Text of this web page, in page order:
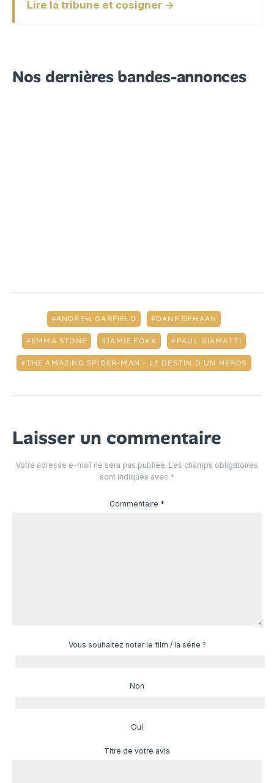
Lire la tribune et cosigner →
Nos dernières bandes-annonces
ANDREW GARFIELD DANE DEHAAN
EMMA STONE JAMIE FOXX PAUL GIAMATTI
THE AMAZING SPIDER-MAN - LE DESTIN D'UN HEROS
Laisser un commentaire
Votre adresse e-mail ne sera pas publiée. Les champs obligatoires
sont indiqués avec *
Commentaire *
Vous souhaitez noter le film / la série ?
Non
Oui
Titre de votre avis